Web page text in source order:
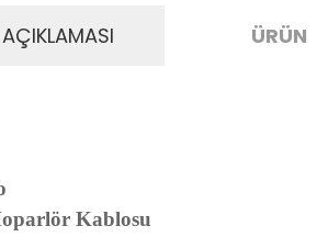
AÇIKLAMASI ÜRÜN
Kablosu